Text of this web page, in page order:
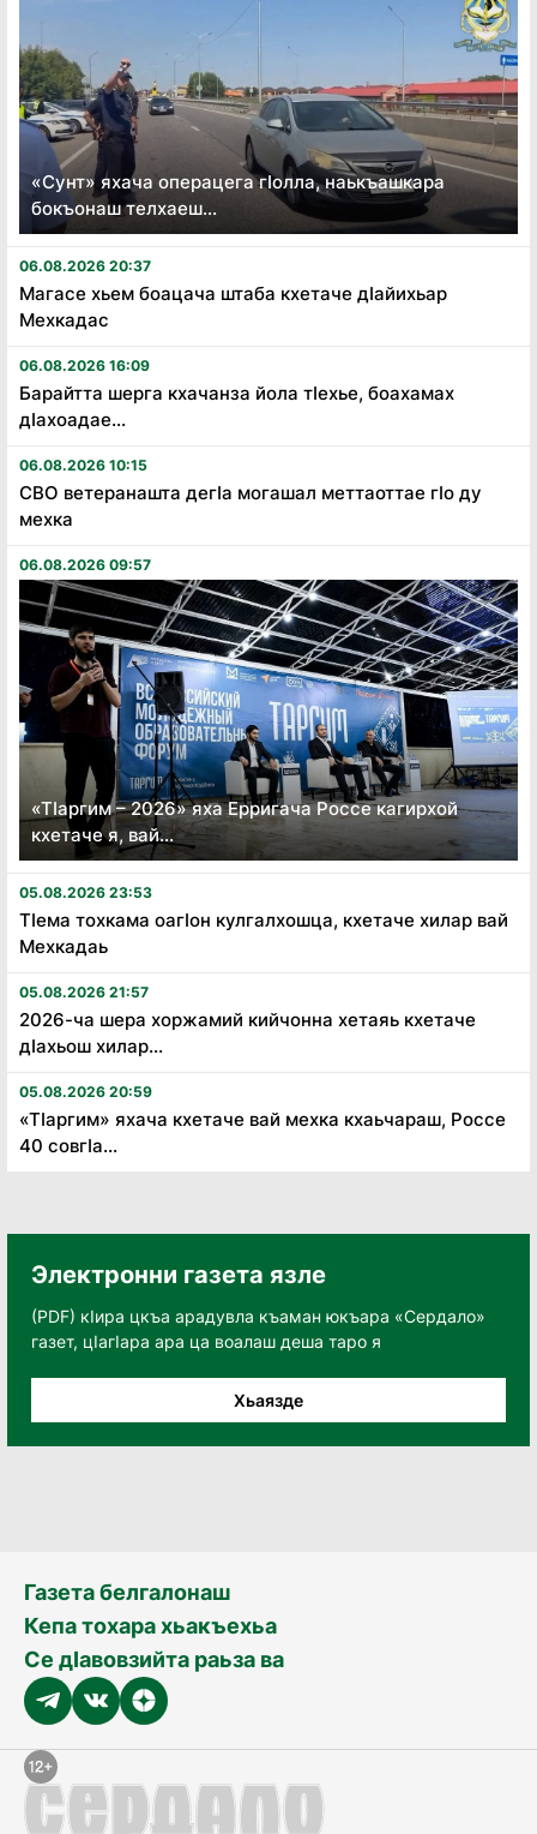
«Сунт» яхача операцега гӏолла, наькъашкара
бокъонаш телхаеш...
06.08.2026 20:37
Магасе хьем боацача штаба кхетаче дӏайихьар
Мехкадас
06.08.2026 16:09
Барайтта шерга кхачанза йола тӏехье, боахамах
дӏахоадае...
06.08.2026 10:15
СВО ветеранашта дегӏа могашал меттаоттае гӏо ду
мехка
06.08.2026 09:57
«Тӏаргим – 2026» яха Ерригача Россе кагирхой
кхетаче я, вай...
05.08.2026 23:53
Тӏема тохкама оагӏон кулгалхошца, кхетаче хилар вай
Мехкадаь
05.08.2026 21:57
2026-ча шера хоржамий кийчонна хетаяь кхетаче
дӏахьош хилар...
05.08.2026 20:59
«Тӏаргим» яхача кхетаче вай мехка кхаьчараш, Россе
40 совгӏа...
Электронни газета язле
(PDF) кӀира цкъа арадувла къаман юкъара «Сердало»
газет, цӀагӀара ара ца воалаш деша таро я
Хьаязде
Газета белгалонаш
Кепа тохара хьакъехьа
Се дӀавовзийта раьза ва